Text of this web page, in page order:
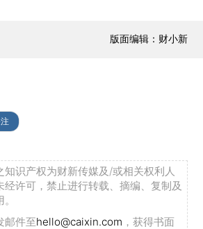
版面编辑：财小新
知识产权为财新传媒及/或相关权利人
经许可，禁止进行转载、摘编、复制及
邮件至hello@caixin.com ，获得书面